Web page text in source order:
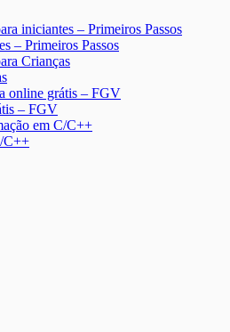
– Primeiros Passos
– FGV
C++